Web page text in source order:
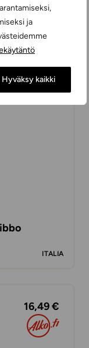
ja
Hyväksy kaikki
ITALIA
16,49 €